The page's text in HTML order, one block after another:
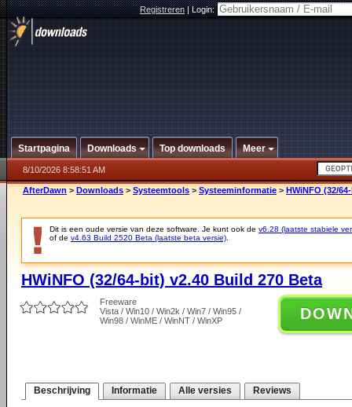
Registreren|Login:
Startpagina Downloads Top downloads Meer
8/10/2026 8:58:51 AM
AfterDawn > Downloads > Systeemtools > Systeeminformatie > HWiNFO (32/
Dit is een oude versie van deze software. Je kunt ook de v6.28 (laatste stabiele
of de v4.63 Build 2520 Beta (laatste beta versie)
HWiNFO (32/64-bit) v2.40 Build 270 Beta
Freeware
Vista / Win10 / Win2k / Win7 / Win95 /
Win98 / WinME / WinNT / WinXP
Beschrijving Informatie Alle versies Reviews